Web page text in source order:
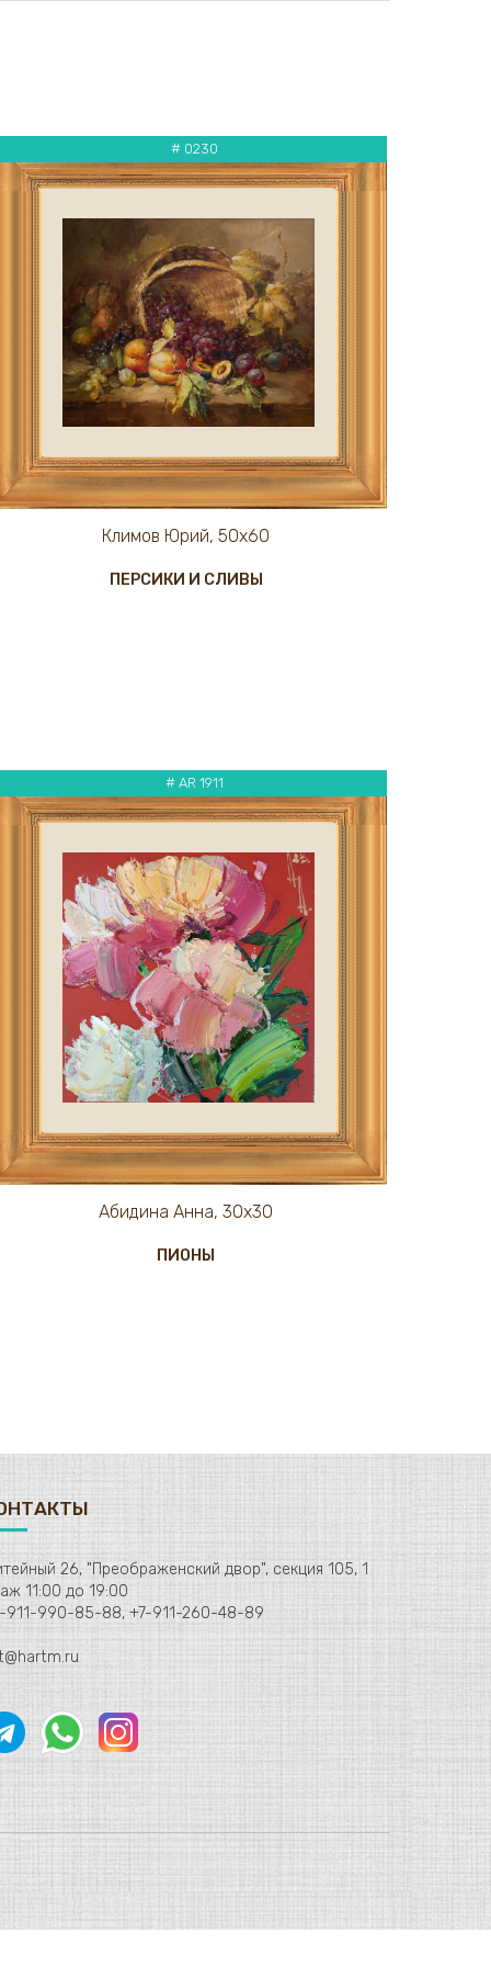
# 0230
Климов Юрий, 50х60
ПЕРСИКИ И СЛИВЫ
# AR 1911
Абидина Анна, 30х30
ПИОНЫ
26, "Преображенский двор", секция 105, 1
этаж 11:00 до 19:00
911-990-85-88, +7-911-260-48-89